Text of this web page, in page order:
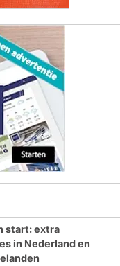
start: extra
in Nederland en